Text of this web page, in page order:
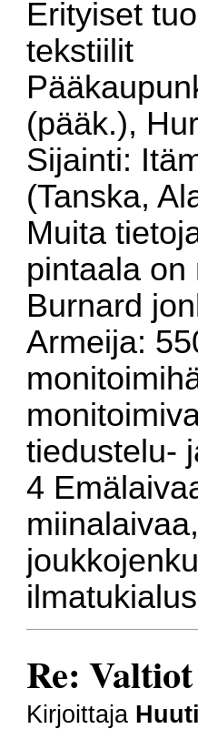
Erityiset
tekstiilit
(pääk.),
Sijainti:
(Tanska,
Muita
pintaala
Burnard
Armeija:
tiedustelu-
4
ilmatukialus
Re: Valtiot
Kirjoittaja